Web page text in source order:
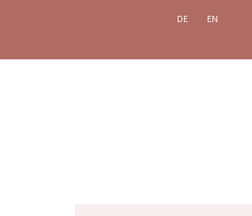
DE EN